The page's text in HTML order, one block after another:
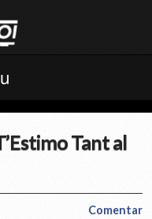
Tant al
Comentar